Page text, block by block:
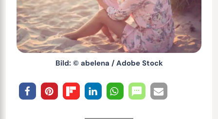
Bild: © abelena / Adobe Stock